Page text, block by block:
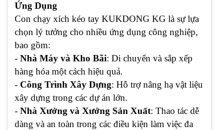
Ứng Dụng
Con chạy xích kéo tay KUKDONG KG là sự lựa
chọn lý tưởng cho nhiều ứng dụng công nghiệp,
bao gồm:
- Nhà Máy và Kho Bãi: Di chuyển và sắp xếp
hàng hóa một cách hiệu quả.
- Công Trình Xây Dựng: Hỗ trợ nâng hạ vật liệu
xây dựng trong các dự án lớn.
- Nhà Xưởng và Xưởng Sản Xuất: Thao tác dễ
dàng và an toàn trong các điều kiện làm việc đa